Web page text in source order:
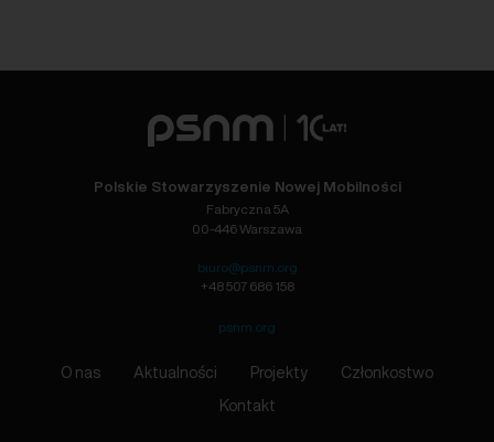
Polskie Stowarzyszenie Nowej Mobilności
Fabryczna 5A
00-446 Warszawa
biuro@psnm.org
+48 507 686 158
psnm.org
O nas Aktualności Projekty Członkostwo
Kontakt